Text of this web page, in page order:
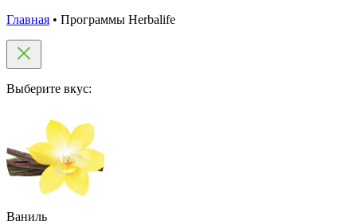
Главная • Программы Herbalife
Выберите вкус:
Ваниль